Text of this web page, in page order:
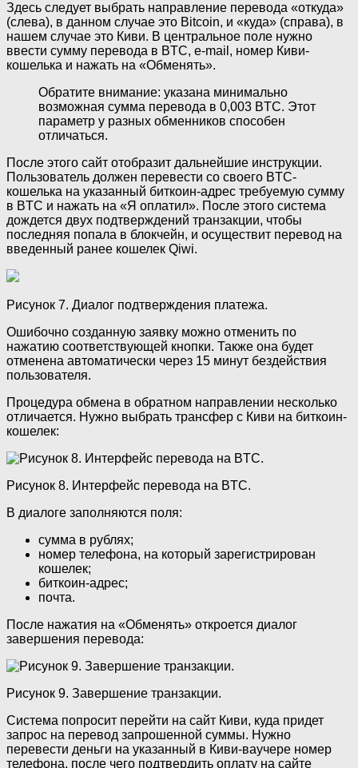
Здесь следует выбрать направление перевода «откуда»
(слева), в данном случае это Bitcoin, и «куда» (справа), в
нашем случае это Киви. В центральное поле нужно
ввести сумму перевода в BTC, e-mail, номер Киви-
кошелька и нажать на «Обменять».
Обратите внимание: указана минимально
возможная сумма перевода в 0,003 BTC. Этот
параметр у разных обменников способен
отличаться.
После этого сайт отобразит дальнейшие инструкции.
Пользователь должен перевести со своего BTC-
кошелька на указанный биткоин-адрес требуемую сумму
в BTC и нажать на «Я оплатил». После этого система
дождется двух подтверждений транзакции, чтобы
последняя попала в блокчейн, и осуществит перевод на
введенный ранее кошелек Qiwi.
Рисунок 7. Диалог подтверждения платежа.
Ошибочно созданную заявку можно отменить по
нажатию соответствующей кнопки. Также она будет
отменена автоматически через 15 минут бездействия
пользователя.
Процедура обмена в обратном направлении несколько
отличается. Нужно выбрать трансфер с Киви на биткоин-
кошелек:
Рисунок 8. Интерфейс перевода на BTC.
В диалоге заполняются поля:
сумма в рублях;
номер телефона, на который зарегистрирован
кошелек;
биткоин-адрес;
почта.
После нажатия на «Обменять» откроется диалог
завершения перевода:
Рисунок 9. Завершение транзакции.
Система попросит перейти на сайт Киви, куда придет
запрос на перевод запрошенной суммы. Нужно
перевести деньги на указанный в Киви-ваучере номер
телефона, после чего подтвердить оплату на сайте